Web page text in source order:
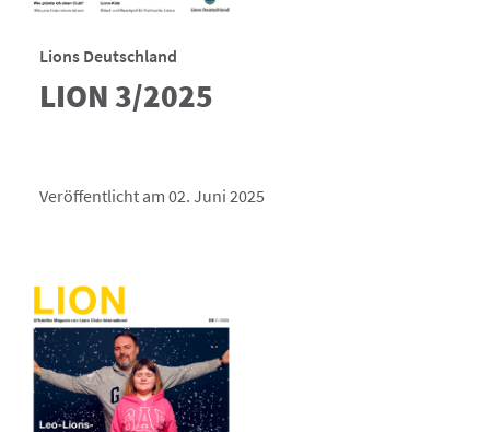
Lions Deutschland
LION 3/2025
Veröffentlicht am 02. Juni 2025